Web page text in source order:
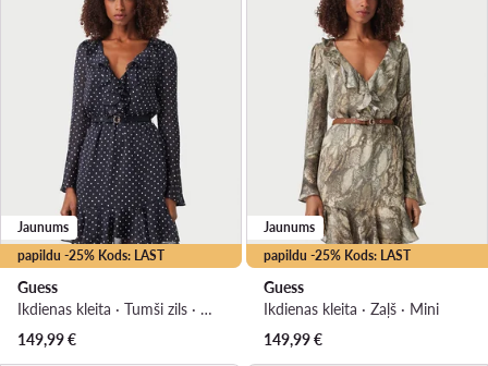
papildu -25% Kods: LAST
Jaunums
Guess
Ikdienas kleita · Tumši zils · Mini
149,99€
papildu -25% Kods: LAST
Jaunums
Guess
Ikdienas kleita · Zaļš · Mini
149,99€